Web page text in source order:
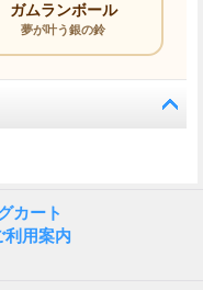
ガムランボール
夢が叶う銀の鈴
カート
利用案内